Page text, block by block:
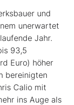
und
unerwartet
Jahr.
93,5
Euro) höher
bereinigten
Calio mit
ins Auge als